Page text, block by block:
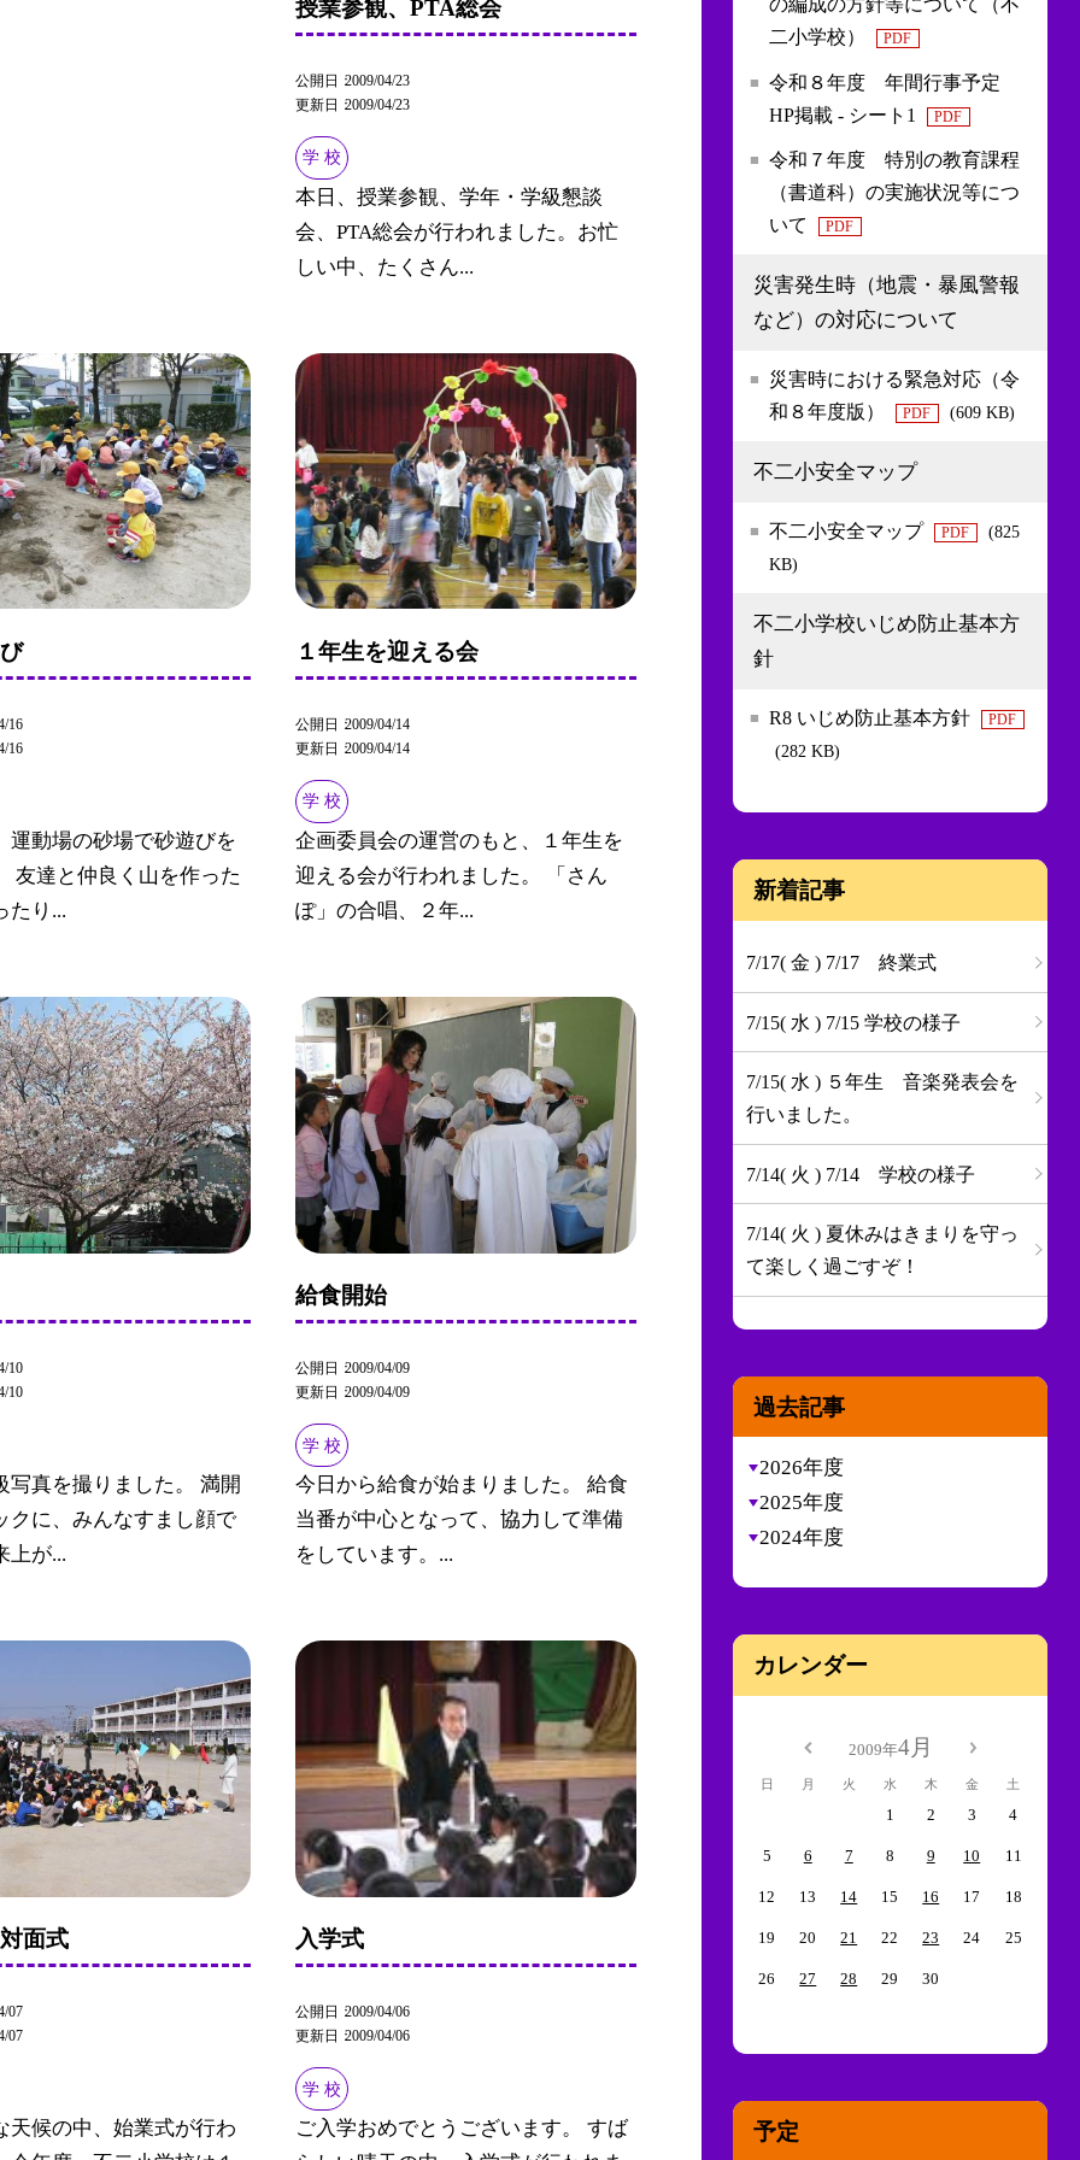
授業参観、PTA総会
公開日 2009/04/23
更新日 2009/04/23
学 校
本日、授業参観、学年・学級懇談
会、PTA総会が行われました。お忙
しい中、たくさん...
16
16
運動場の砂場で砂遊びを
友達と仲良く山を作った
たり...
１年生を迎える会
公開日 2009/04/14
更新日 2009/04/14
学 校
企画委員会の運営のもと、１年生を
迎える会が行われました。 「さん
ぽ」の合唱、２年...
10
10
写真を撮りました。 満開
クに、みんなすまし顔で
上が...
給食開始
公開日 2009/04/09
更新日 2009/04/09
学 校
今日から給食が始まりました。 給食
当番が中心となって、協力して準備
をしています。...
面式
07
07
天候の中、始業式が行わ
入学式
公開日 2009/04/06
更新日 2009/04/06
学 校
ご入学おめでとうございます。 すば
の編成の方針等について（不
二小学校）
PDF
令和８年度 年間行事予定
HP掲載 - シート1
PDF
令和７年度 特別の教育課程
（書道科）の実施状況等につ
いて
PDF
災害発生時（地震・暴風警報
など）の対応について
災害時における緊急対応（令
和８年度版）
PDF (609 KB)
不二小安全マップ
不二小安全マップ PDF
(825
KB)
不二小学校いじめ防止基本方
針
R8 いじめ防止基本方針 PDF
(282 KB)
新着記事
7/17( 金 ) 7/17 終業式
7/15( 水 ) 7/15 学校の様子
7/15( 水 ) ５年生 音楽発表会を
行いました。
7/14( 火 ) 7/14 学校の様子
7/14( 火 ) 夏休みはきまりを守っ
て楽しく過ごすぞ！
過去記事
2026年度
2025年度
2024年度
カレンダー
2009年4月
日 月 火 水 木 金 土
1 2 3 4
5 6 7 8 9 10 11
12 13 14 15 16 17 18
19 20 21 22 23 24 25
26 27 28 29 30
予定